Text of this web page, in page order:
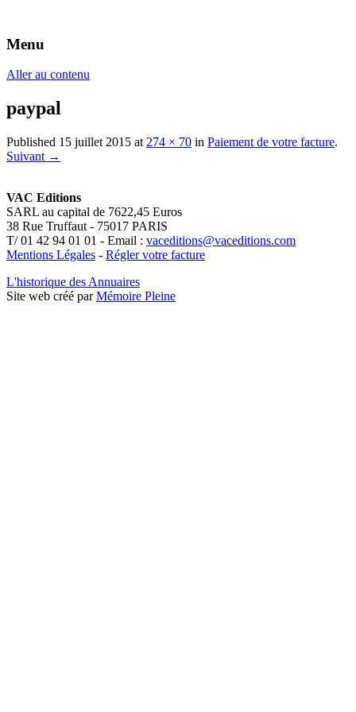
VAC Editions
Éditeurs d'annuaires professionnels
Menu
Aller au contenu
paypal
Published 15 juillet 2015 at 274 × 70 in Paiement de votre facture.
Suivant →
VAC Editions
SARL au capital de 7622,45 Euros
38 Rue Truffaut - 75017 PARIS
T/ 01 42 94 01 01 - Email : vaceditions@vaceditions.com
Mentions Légales - Régler votre facture
L'historique des Annuaires
Site web créé parMémoire Pleine